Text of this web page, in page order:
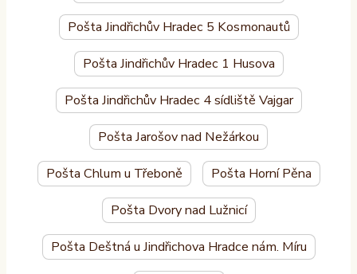
Pošta Jindřichův Hradec 5 Kosmonautů
Pošta Jindřichův Hradec 1 Husova
Pošta Jindřichův Hradec 4 sídliště Vajgar
Pošta Jarošov nad Nežárkou
Pošta Chlum u Třeboně Pošta Horní Pěna
Pošta Dvory nad Lužnicí
Pošta Deštná u Jindřichova Hradce nám. Míru